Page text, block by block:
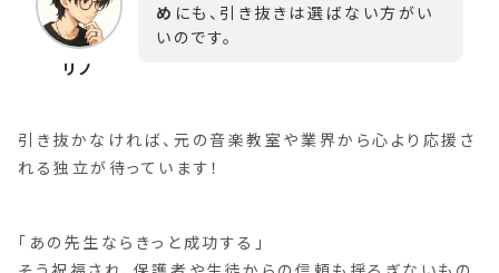
め にも、引き抜きは選ばない方がい
いのです。
引き抜かなければ、元の音楽教室や業界から心より応援さ
れる独立が待っています！
「あの先生ならきっと成功する」